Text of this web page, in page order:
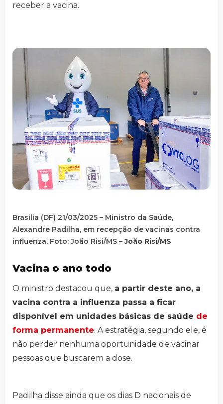
receber a vacina.
Brasilia (DF) 21/03/2025 – Ministro da Saúde,
Alexandre Padilha, em recepção de vacinas contra
influenza. Foto: João Risi/MS –João Risi/MS
Vacina o ano todo
O ministro destacou que, a partir deste ano, a
vacina contra a influenza passa a ficar
disponível em unidades básicas de saúde de
forma permanente. A estratégia, segundo ele, é
não perder nenhuma oportunidade de vacinar
pessoas que buscarem a dose.
Padilha disse ainda que os dias D nacionais de